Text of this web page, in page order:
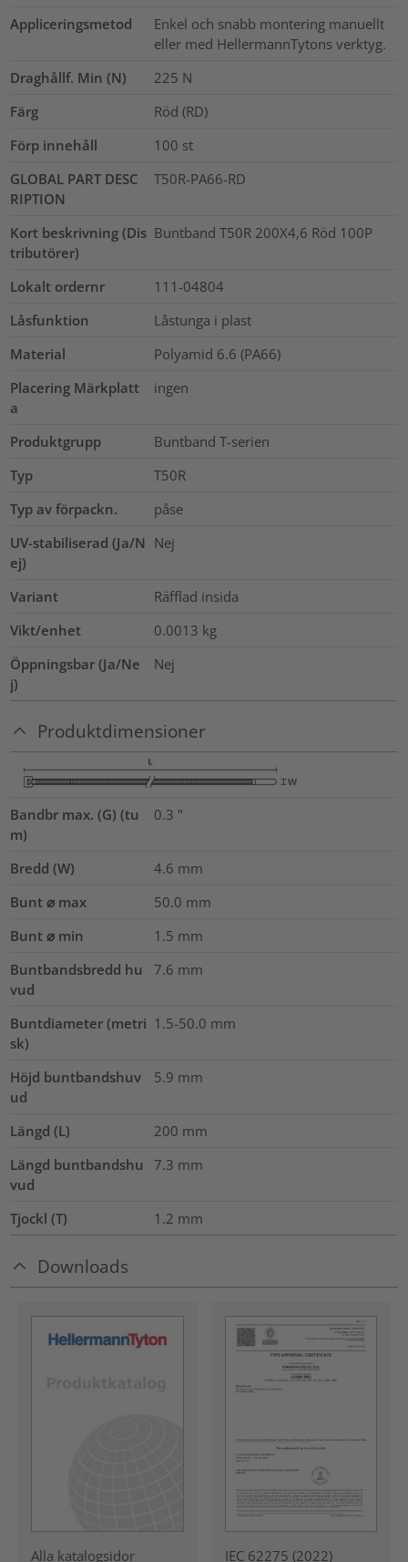
Appliceringsmetod
Enkel och snabb montering manuellt
eller med HellermannTytons verktyg.
Draghållf. Min (N)
225 N
Färg
Röd (RD)
Förp innehåll
100 st
GLOBAL PART DESC
RIPTION
T50R-PA66-RD
Kort beskrivning (Dis
tributörer)
Buntband T50R 200X4,6 Röd 100P
Lokalt ordernr
111-04804
Låsfunktion
Låstunga i plast
Material
Polyamid 6.6 (PA66)
Placering Märkplatt
a
ingen
Produktgrupp
Buntband T-serien
Typ
T50R
Typ av förpackn.
påse
UV-stabiliserad (Ja/N
ej)
Nej
Variant
Räfflad insida
Vikt/enhet
0.0013 kg
Öppningsbar (Ja/Ne
j)
Nej
Produktdimensioner
Bandbr max. (G) (tu
m)
0.3 "
Bredd (W) 4.6 mm
Bunt ⌀ max
50.0 mm
Bunt ⌀ min
1.5 mm
Buntbandsbredd hu
vud
7.6 mm
Buntdiameter (metri
sk)
1.5-50.0 mm
Höjd buntbandshuv
ud
5.9 mm
Längd (L) 200 mm
Längd buntbandshu
vud
7.3 mm
Tjockl (T) 1.2 mm
Downloads
Alla katalogsidor IEC 62275 (2022)